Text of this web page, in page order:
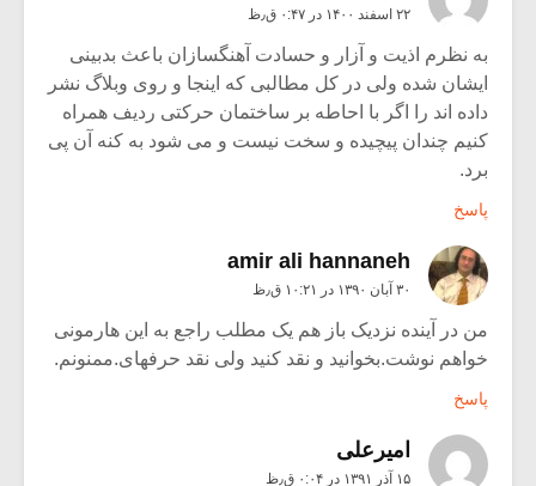
۲۲ اسفند ۱۴۰۰ در ۰:۴۷ ق٫ظ
به نظرم اذیت و آزار و حسادت آهنگسازان باعث بدبینی
ایشان شده ولی در کل مطالبی که اینجا و روی وبلاگ نشر
داده اند را اگر با احاطه بر ساختمان حرکتی ردیف همراه
کنیم چندان پیچیده و سخت نیست و می شود به کنه آن پی
برد.
پاسخ
amir ali hannaneh
۳۰ آبان ۱۳۹۰ در ۱۰:۲۱ ق٫ظ
من در آینده نزدیک باز هم یک مطلب راجع به این هارمونی
خواهم نوشت.بخوانید و نقد کنید ولی نقد حرفهای.ممنونم.
پاسخ
امیرعلی
۱۵ آذر ۱۳۹۱ در ۰:۰۴ ق٫ظ